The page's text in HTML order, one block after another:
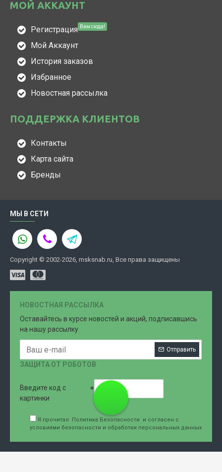
МОЙ АККАУНТ
Регистрация Вам сюда!
Мой Аккаунт
История заказов
Избранное
Новостная рассылка
ПОДДЕРЖКА КЛИЕНТОВ
Контакты
Карта сайта
Бренды
МЫ В СЕТИ
Copyright © 2002-2026, msksnab.ru, Все права защищены
НОВОСТНАЯ РАССЫЛКА
Оставайтесь в курсе новостей и акций, подписавшись
на нашу рассылку
Отправить
ЗАЩИТА ОТ РОБОТОВ
Введите код с
картинки
Я прочитал Политика Безопасности
и согласен с
условиями безопасности и обработки персональных данных
707-76-